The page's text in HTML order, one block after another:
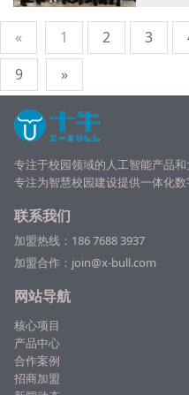
« 1 2 3
9
»
专注于校园领域的人工智能产品
专注为智慧校园建设提供一体化
联系我们
加盟热线： 186 7688 3937
加盟合作：join@x-bull.com
网站导航
核心项目
产品中心
合作案例
招商加盟